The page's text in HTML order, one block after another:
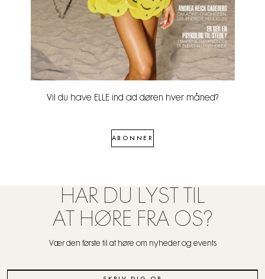
Vil du have ELLE ind ad døren hver måned?
ABONNER
HAR DU LYST TIL
AT HØRE FRA OS?
Vær den første til at høre om nyheder og events